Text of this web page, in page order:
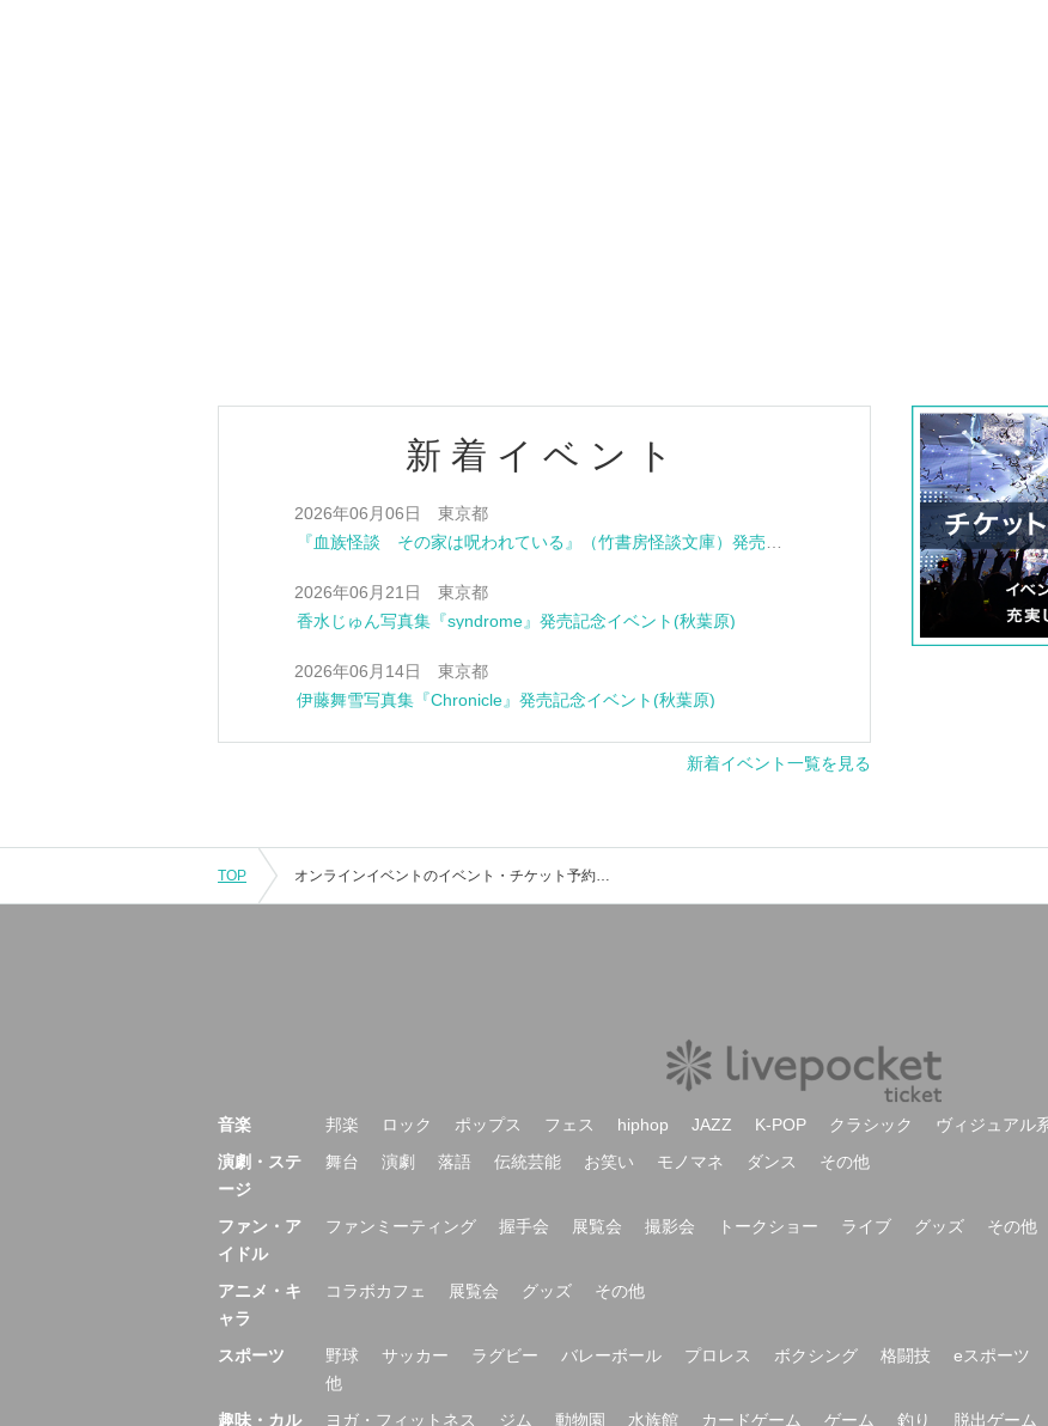
新着イベント
2026年06月06日 東京都
2026年06月21日 東京都
香水じゅん写真集『syndrome』発売記念イベント(秋葉原)
2026年06月14日 東京都
伊藤舞雪写真集『Chronicle』発売記念イベント(秋葉原)
新着イベント一覧を見る
TOP オンラインイベントのイベント・チケット予約・購入・販売情報一覧
音楽 邦楽 ロック ポップス フェス hiphop JAZZ K-POP クラシック ヴィジュアル
演劇・ステ
ージ
舞台 演劇 落語 伝統芸能 お笑い モノマネ ダンス その他
ファン・ア
イドル
ファンミーティング 握手会 展覧会 撮影会 トークショー ライブ グッズ その他
アニメ・キ
ャラ
コラボカフェ 展覧会 グッズ その他
スポーツ 野球 サッカー ラグビー バレーボール プロレス ボクシング 格闘技 eスポーツ
他
趣味・カル
ヨガ・フィットネス ジム 動物園 水族館 カードゲーム ゲーム 釣り 脱出ゲーム